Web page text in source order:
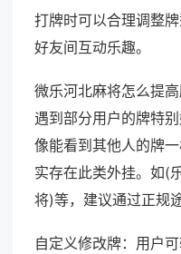
打牌时可以合理调整
好友间互动乐趣。
微乐河北麻将怎么提
遇到部分用户的牌特
像能看到其他人的牌
实存在此类外挂。如(
将)等，建议通过正规
自定义修改牌：用户